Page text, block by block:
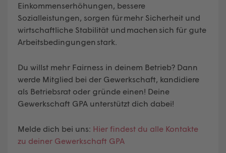
Einkommenserhöhungen, bessere
Sozialleistungen, sorgen für mehr Sicherheit und
wirtschaftliche Stabilität und machen sich für gute
Arbeitsbedingungen stark.
Du willst mehr Fairness in deinem Betrieb? Dann
werde Mitglied bei der Gewerkschaft, kandidiere
als Betriebsrat oder gründe einen! Deine
Gewerkschaft GPA unterstützt dich dabei!
Melde dich bei uns: Hier findest du alle Kontakte
zu deiner Gewerkschaft GPA